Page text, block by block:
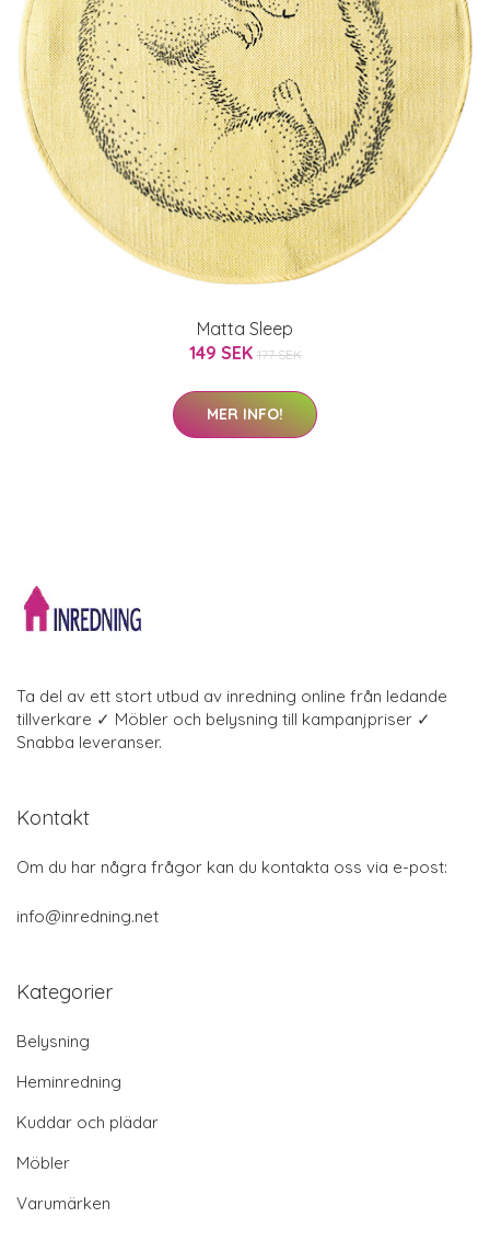
Matta Sleep
149 SEK 177 SEK
MER INFO!
Ta del av ett stort utbud av inredning online från ledande
tillverkare ✓ Möbler och belysning till kampanjpriser ✓
Snabba leveranser.
Kontakt
Om du har några frågor kan du kontakta oss via e-post:
info@inredning.net
Kategorier
Belysning
Heminredning
Kuddar och plädar
Möbler
Varumärken